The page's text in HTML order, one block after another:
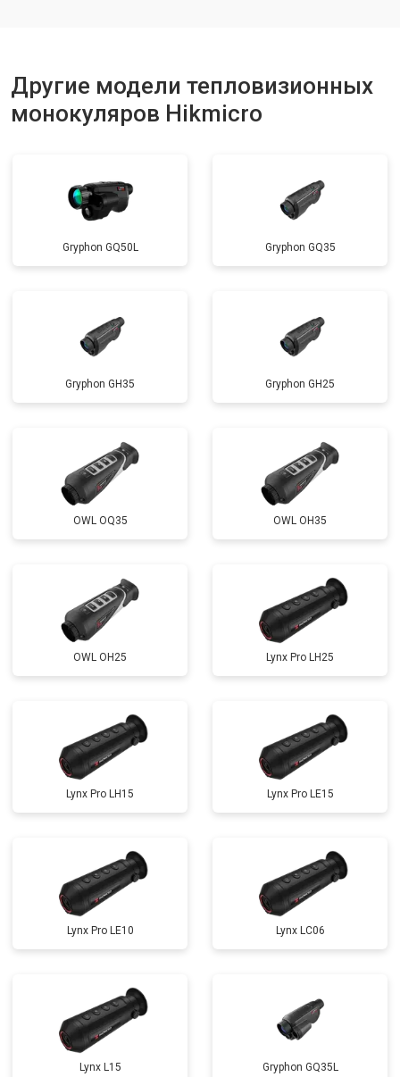
Другие модели тепловизионных
монокуляров Hikmicro
Gryphon GQ50L Gryphon GQ35
Gryphon GH35 Gryphon GH25
OWL OQ35 OWL OH35
OWL OH25 Lynx Pro LH25
Lynx Pro LH15 Lynx Pro LE15
Lynx Pro LE10 Lynx LC06
Lynx L15 Gryphon GQ35L